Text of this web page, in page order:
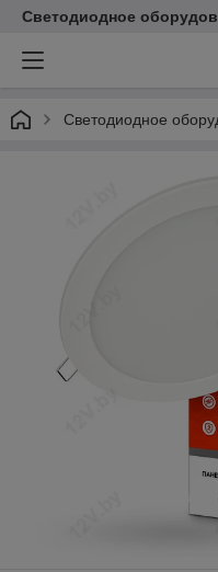
Светодиодное
Светодиодное